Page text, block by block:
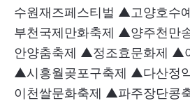
수원재즈페스티벌 ▲고양호수
부천국제만화축제 ▲양주천만
안양춤축제 ▲정조효문화제 ▲
▲시흥월곶포구축제 ▲다산정
이천쌀문화축제 ▲파주장단콩